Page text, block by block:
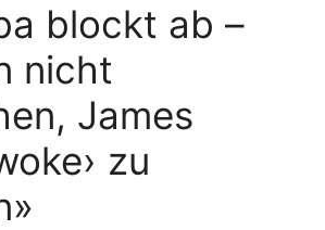
blockt ab –
nicht
James
zu